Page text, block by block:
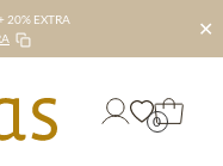
20% EXTRA
✕
0